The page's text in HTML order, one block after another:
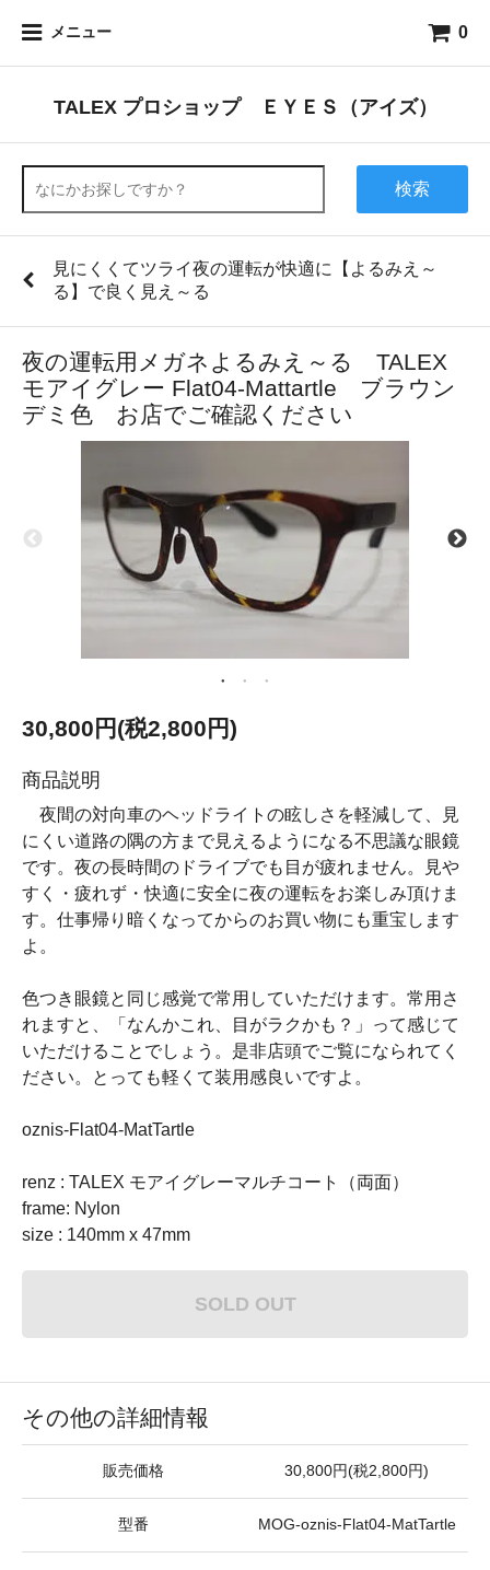
メニュー 0
TALEX プロショップ ＥＹＥＳ（アイズ）
検索
見にくくてツライ夜の運転が快適に【よるみえ～
る】で良く見え～る
夜の運転用メガネよるみえ～る TALEX
モアイグレー Flat04-Mattartle ブラウン
デミ色 お店でご確認ください
30,800円(税2,800円)
商品説明
夜間の対向車のヘッドライトの眩しさを軽減して、見
にくい道路の隅の方まで見えるようになる不思議な眼鏡
です。夜の長時間のドライブでも目が疲れません。見や
すく・疲れず・快適に安全に夜の運転をお楽しみ頂けま
す。仕事帰り暗くなってからのお買い物にも重宝します
よ。
色つき眼鏡と同じ感覚で常用していただけます。常用さ
れますと、「なんかこれ、目がラクかも？」って感じて
いただけることでしょう。是非店頭でご覧になられてく
ださい。とっても軽くて装用感良いですよ。
oznis-Flat04-MatTartle
renz : TALEX モアイグレーマルチコート（両面）
frame: Nylon
size : 140mm x 47mm
SOLD OUT
その他の詳細情報
販売価格 30,800円(税2,800円)
型番 MOG-oznis-Flat04-MatTartle